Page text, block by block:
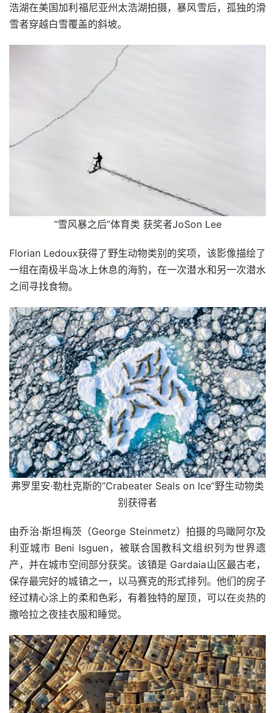
浩湖在美国加利福尼亚州太浩湖拍摄，暴风雪后，孤独的滑
雪者穿越白雪覆盖的斜坡。
“雪风暴之后”体育类 获奖者JoSon Lee
Florian Ledoux获得了野生动物类别的奖项，该影像描绘了
一组在南极半岛冰上休息的海豹，在一次潜水和另一次潜水
之间寻找食物。
弗罗里安·勒杜克斯的“Crabeater Seals on Ice”野生动物类
别获得者
由乔治·斯坦梅茨（George Steinmetz）拍摄的鸟瞰阿尔及
利亚城市 Beni Isguen，被联合国教科文组织列为世界遗
产，并在城市空间部分获奖。该镇是 Gardaia山区最古老，
保存最完好的城镇之一，以马赛克的形式排列。他们的房子
经过精心涂上的柔和色彩，有着独特的屋顶，可以在炎热的
撒哈拉之夜挂衣服和睡觉。